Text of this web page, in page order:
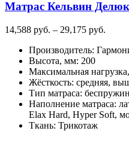
Матрас Кельвин
14,588 руб. – 29,175 руб.
–
руб.
Производитель:
Высота, мм: 200
Максимальная
Жёсткость: средняя,
Тип матраса:
Наполнение матраса:
Elax Hard, Hyper Soft,
Ткань: Трикотаж